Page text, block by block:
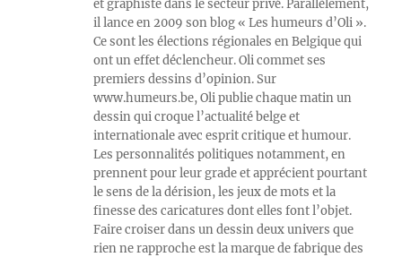
et graphiste dans le secteur privé. Parallèlement,
il lance en 2009 son blog « Les humeurs d’Oli ».
Ce sont les élections régionales en Belgique qui
ont un effet déclencheur. Oli commet ses
premiers dessins d’opinion. Sur
www.humeurs.be, Oli publie chaque matin un
dessin qui croque l’actualité belge et
internationale avec esprit critique et humour.
Les personnalités politiques notamment, en
prennent pour leur grade et apprécient pourtant
le sens de la dérision, les jeux de mots et la
finesse des caricatures dont elles font l’objet.
Faire croiser dans un dessin deux univers que
rien ne rapproche est la marque de fabrique des